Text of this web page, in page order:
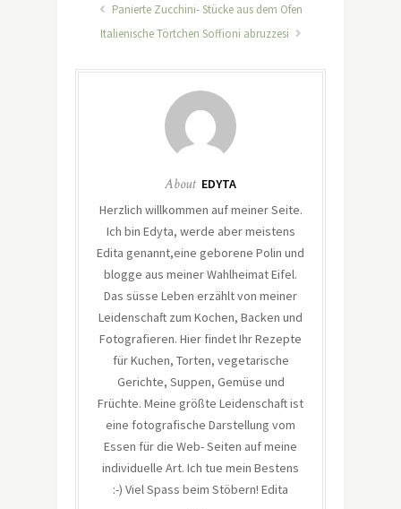
Panierte Zucchini- Stücke aus dem Ofen
Italienische Törtchen Soffioni abruzzesi
About EDYTA
Herzlich willkommen auf meiner Seite.
Ich bin Edyta, werde aber meistens
Edita genannt,eine geborene Polin und
blogge aus meiner Wahlheimat Eifel.
Das süsse Leben erzählt von meiner
Leidenschaft zum Kochen, Backen und
Fotografieren. Hier findet Ihr Rezepte
für Kuchen, Torten, vegetarische
Gerichte, Suppen, Gemüse und
Früchte. Meine größte Leidenschaft ist
eine fotografische Darstellung vom
Essen für die Web- Seiten auf meine
individuelle Art. Ich tue mein Bestens
:-) Viel Spass beim Stöbern! Edita